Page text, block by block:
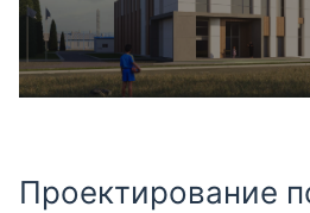
Проектирование